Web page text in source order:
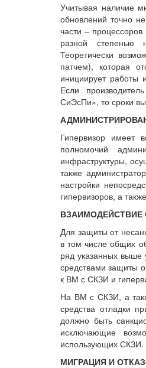
Учитывая наличие
обновлений точно
части –
разной степенью
Теоретически
патчем), которая
инициирует работы
Если
СиЭсПи», то сроки
Гипервизор имеет
полномочий
инфраструктуры,
также
настройки
гипервизоров, а
Для защиты от
в том числе общих
ряд указанных выше
средствами защиты
к ВМ с СКЗИ и
На ВМ с СКЗИ, а
средства отладки
должно быть
исключающие
использующих СКЗИ.
МИГРАЦИЯ И